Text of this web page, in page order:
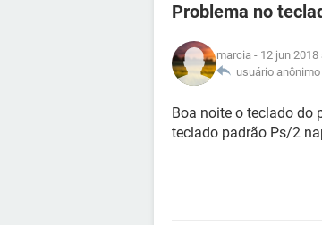
Problema no
marcia - 12 jun 2018
usuário anônimo
Boa noite o teclado do
teclado padrão Ps/2